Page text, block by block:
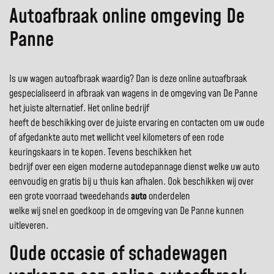
Autoafbraak online omgeving De
Panne
Is uw wagen autoafbraak waardig? Dan is deze online autoafbraak
gespecialiseerd in afbraak van wagens in de omgeving van De Panne
het juiste alternatief. Het online bedrijf
heeft de beschikking over de juiste ervaring en contacten om uw oude
of afgedankte auto met wellicht veel kilometers of een rode
keuringskaars in te kopen. Tevens beschikken het
bedrijf over een eigen moderne autodepannage dienst welke uw auto
eenvoudig en gratis bij u thuis kan afhalen. Ook beschikken wij over
een grote voorraad tweedehandsautoonderdelen
welke wij snel en goedkoop in de omgeving van De Panne kunnen
uitleveren.
Oude occasie of schadewagen